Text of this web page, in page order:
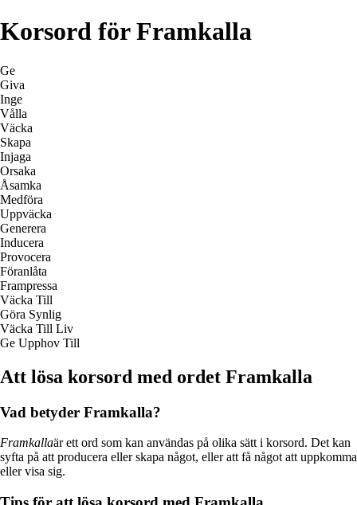
Korsord för Framkalla
Ge
Giva
Inge
Vålla
Väcka
Skapa
Injaga
Orsaka
Åsamka
Medföra
Uppväcka
Generera
Inducera
Provocera
Föranlåta
Frampressa
Väcka Till
Göra Synlig
Väcka Till Liv
Ge Upphov Till
Att lösa korsord med ordet Framkalla
Vad betyder Framkalla?
Framkallaär ett ord som kan användas på olika sätt i korsord. Det kan
syfta på att producera eller skapa något, eller att få något att uppkomma
eller visa sig.